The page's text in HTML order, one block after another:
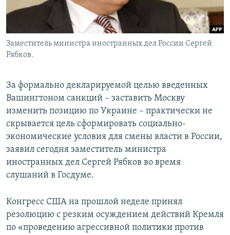
Заместитель министра иностранных дел России Сергей
Рябков.
За формально декларируемой целью введенных
Вашингтоном санкций – заставить Москву
изменить позицию по Украине – практически не
скрывается цель сформировать социально-
экономические условия для смены власти в России,
заявил сегодня заместитель министра
иностранных дел Сергей Рябков во время
слушаний в Госдуме.
Конгресс США на прошлой неделе принял
резолюцию с резким осуждением действий Кремля
по «проведению агрессивной политики против